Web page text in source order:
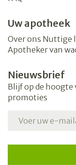
Uw apotheek
Over ons Nuttige
Apotheker van
Nieuwsbrief
Blijf op de hoogte
promoties